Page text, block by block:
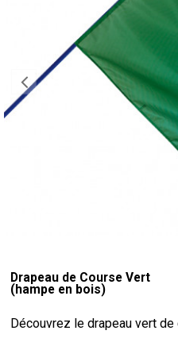
Drapeau de Course Vert
(hampe en bois)
Découvrez le drapeau vert